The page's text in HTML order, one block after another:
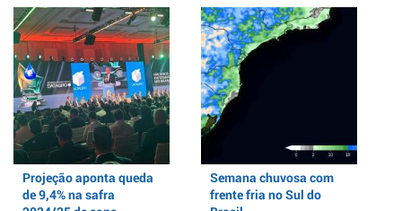
Projeção aponta queda
de 9,4% na safra
Semana chuvosa com
frente fria no Sul do